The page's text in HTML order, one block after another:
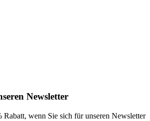
Newsletter
wenn Sie sich für unseren Newsletter